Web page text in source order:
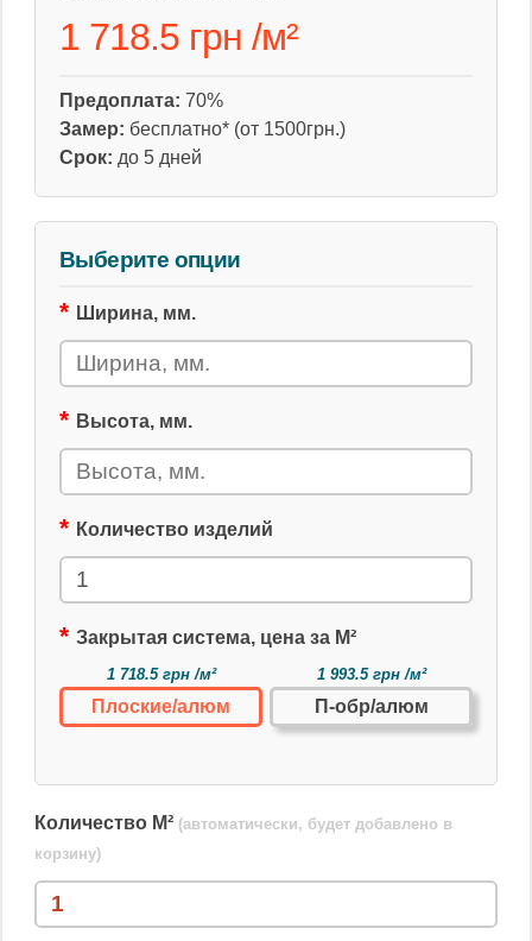
1 718.5 грн /м²
Предоплата: 70%
Замер: бесплатно* (от 1500грн.)
Срок: до 5 дней
Выберите опции
Ширина, мм.
Высота, мм.
Количество изделий
Закрытая система, цена за М²
1 718.5 грн /м²
Плоские/алюм
1 993.5 грн /м²
П-обр/алюм
Количество М² (автоматически, будет добавлено в
корзину)